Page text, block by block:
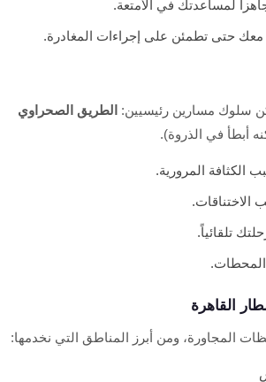
معك حتى تطمئن على إجراءات المغادرة.
الطريق الصحراوي
أبطأ في الذروة).
تلقائياً.
المحطات.
القاهرة
المجاورة، ومن أبرز المناطق التي نخدمها: